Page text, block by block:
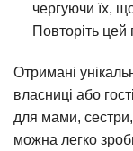
чергуючи їх,
Повторіть цей
Отримані
власниці або
для мами,
можна легко